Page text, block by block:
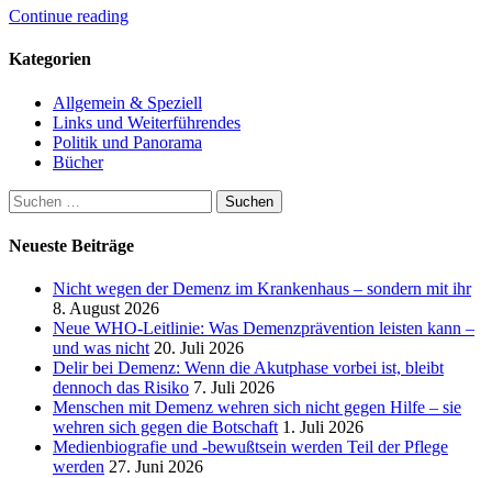
Continue reading
Kategorien
Allgemein & Speziell
Links und Weiterführendes
Politik und Panorama
Bücher
Suchen
nach:
Neueste Beiträge
Nicht wegen der Demenz im Krankenhaus – sondern mit ihr
8. August 2026
Neue WHO-Leitlinie: Was Demenzprävention leisten kann –
und was nicht 20. Juli 2026
Delir bei Demenz: Wenn die Akutphase vorbei ist, bleibt
dennoch das Risiko 7. Juli 2026
Menschen mit Demenz wehren sich nicht gegen Hilfe – sie
wehren sich gegen die Botschaft 1. Juli 2026
Medienbiografie und -bewußtsein werden Teil der Pflege
werden 27. Juni 2026